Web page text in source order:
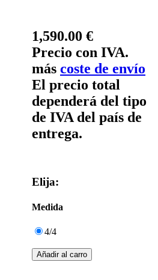
1,590.00 €
Precio con IVA.
más coste de envío
El precio total
dependerá del tipo
de IVA del país de
entrega.
Elija:
Medida
4/4